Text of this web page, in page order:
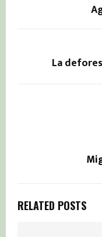
La
RELATED POSTS